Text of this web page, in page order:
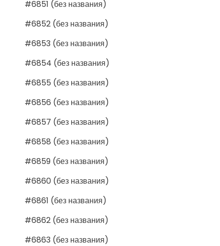
#6851 (без названия)
#6852 (без названия)
#6853 (без названия)
#6854 (без названия)
#6855 (без названия)
#6856 (без названия)
#6857 (без названия)
#6858 (без названия)
#6859 (без названия)
#6860 (без названия)
#6861 (без названия)
#6862 (без названия)
#6863 (без названия)